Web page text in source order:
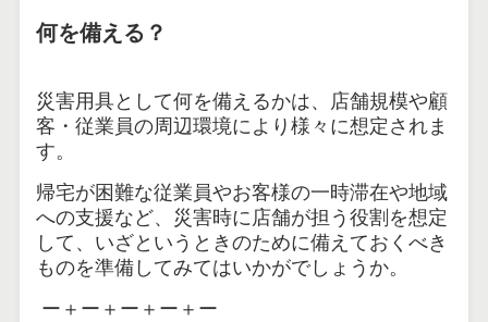
何を備える？
災害用具として何を備えるかは、店舗規模や顧
客・従業員の周辺環境により様々に想定されま
す。
帰宅が困難な従業員やお客様の一時滞在や地域
への支援など、災害時に店舗が担う役割を想定
して、いざというときのために備えておくべき
ものを準備してみてはいかがでしょうか。
ー＋ー＋ー＋ー＋ー